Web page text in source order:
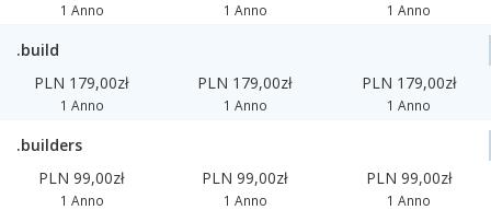
1 Anno 1 Anno 1 Anno
.build
PLN 179,00zł
1 Anno
PLN 179,00zł
1 Anno
PLN 179,00zł
1 Anno
.builders
PLN 99,00zł
1 Anno
PLN 99,00zł
1 Anno
PLN 99,00zł
1 Anno